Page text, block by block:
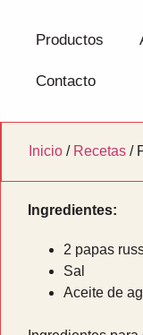
Productos
Contacto
Inicio / Recetas /
Ingredientes:
2 papas
Sal
Aceite de